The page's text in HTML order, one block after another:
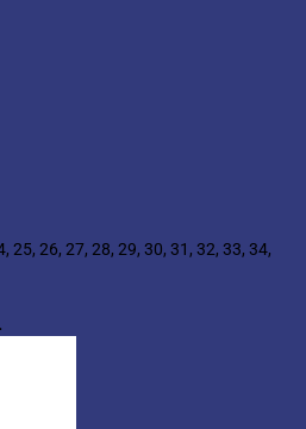
25, 26, 27, 28, 29, 30, 31, 32, 33, 34,